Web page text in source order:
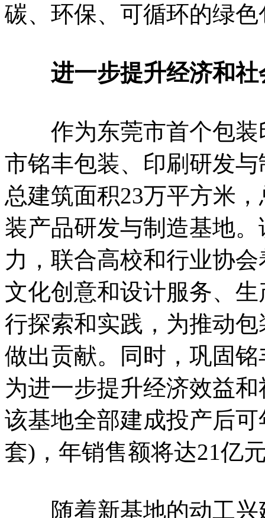
碳、环保、可循环的绿
进一步提升经济和社
作为东莞市首个包装
市铭丰包装、印刷研发
总建筑面积23万平方米
装产品研发与制造基地
力，联合高校和行业协
文化创意和设计服务、
行探索和实践，为推动
做出贡献。同时，巩固
为进一步提升经济效益
该基地全部建成投产后
套)，年销售额将达21亿
随着新基地的动工兴